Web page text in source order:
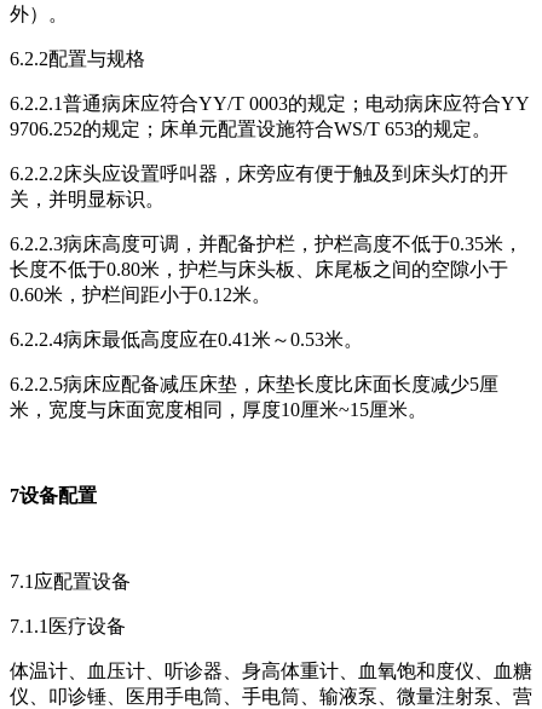
外）。
6.2.2配置与规格
6.2.2.1普通病床应符合YY/T 0003的规定；电动病床应符合YY
9706.252的规定；床单元配置设施符合WS/T 653的规定。
6.2.2.2床头应设置呼叫器，床旁应有便于触及到床头灯的开
关，并明显标识。
6.2.2.3病床高度可调，并配备护栏，护栏高度不低于0.35米，
长度不低于0.80米，护栏与床头板、床尾板之间的空隙小于
0.60米，护栏间距小于0.12米。
6.2.2.4病床最低高度应在0.41米～0.53米。
6.2.2.5病床应配备减压床垫，床垫长度比床面长度减少5厘
米，宽度与床面宽度相同，厚度10厘米~15厘米。
7设备配置
7.1应配置设备
7.1.1医疗设备
体温计、血压计、听诊器、身高体重计、血氧饱和度仪、血糖
仪、叩诊锤、医用手电筒、手电筒、输液泵、微量注射泵、营